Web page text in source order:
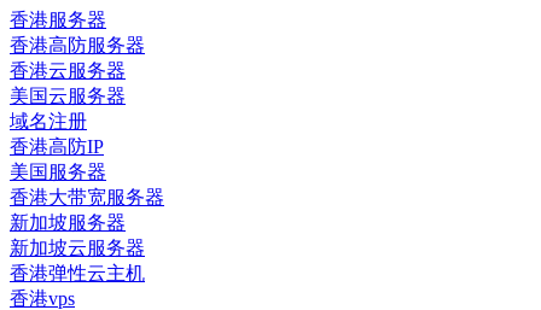
香港服务器
香港高防服务器
香港云服务器
美国云服务器
域名注册
香港高防IP
美国服务器
香港大带宽服务器
新加坡服务器
新加坡云服务器
香港弹性云主机
香港vps